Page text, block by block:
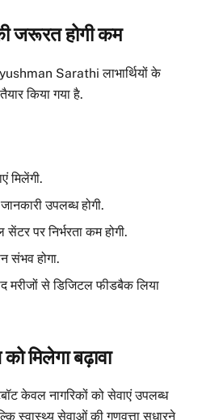
जरूरत होगी कम
Sarathi लाभार्थियों के
किया गया है.
मिलेंगी.
उपलब्ध होगी.
पर निर्भरता कम होगी.
संभव होगा.
मरीजों से डिजिटल फीडबैक लिया
मिलेगा बढ़ावा
केवल नागरिकों को सेवाएं उपलब्ध
स्वास्थ्य सेवाओं की गुणवत्ता सुधारने